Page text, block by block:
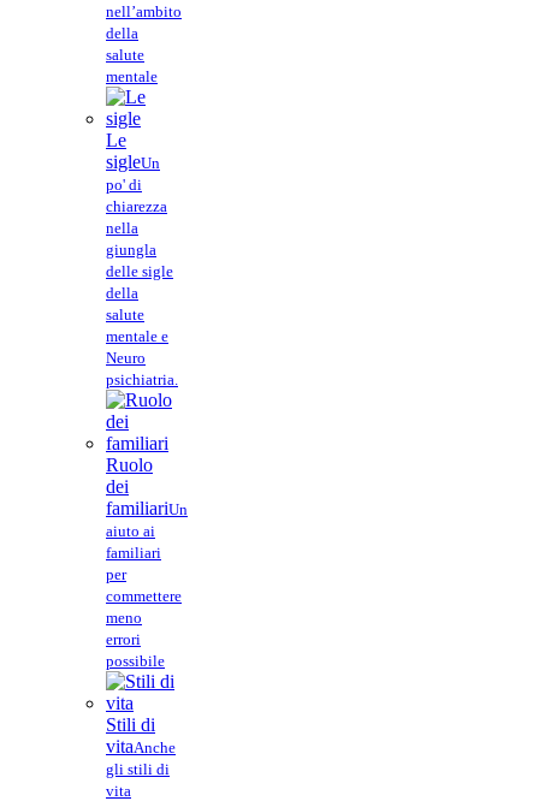
nell’ambito
della
salute
mentale
Le
sigleUn
po' di
chiarezza
nella
giungla
delle sigle
della
salute
mentale e
Neuro
psichiatria.
Ruolo
dei
familiariUn
aiuto ai
familiari
per
commettere
meno
errori
possibile
Stili di
vitaAnche
gli stili di
vita